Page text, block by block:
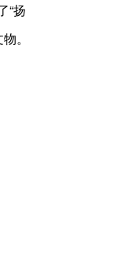
“扬
。